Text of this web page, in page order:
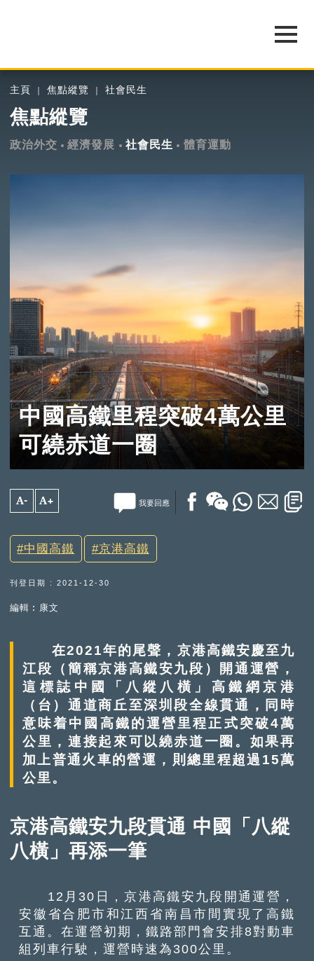
主頁 焦點縱覽 社會民生
焦點縱覽
政治外交 經濟發展 社會民生 體育運動
中國高鐵里程突破4萬公里
可繞赤道一圈
A- A+ 我要回應
中國高鐵 京港高鐵
刊登日期 : 2021-12-30
編輯︰康文
在2021年的尾聲，京港高鐵安慶至九
江段（簡稱京港高鐵安九段）開通運營，
這標誌中國「八縱八橫」高鐵網京港
（台）通道商丘至深圳段全線貫通，同時
意味着中國高鐵的運營里程正式突破4萬
公里，連接起來可以繞赤道一圈。如果再
加上普通火車的營運，則總里程超過15萬
公里。
京港高鐵安九段貫通 中國「八縱
八橫」再添一筆
12月30日，京港高鐵安九段開通運營，
安徽省合肥市和江西省南昌市間實現了高鐵
互通。在運營初期，鐵路部門會安排8對動車
組列車行駛，運營時速為300公里。